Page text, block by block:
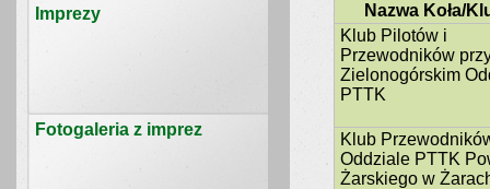
Imprezy
Fotogaleria z imprez
Nazwa Koła/
Klub Pilotów i
Przewodników
Zielonogórskim
PTTK
Klub
Oddziale PTTK
Żarskiego w